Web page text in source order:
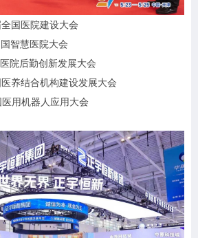
国医院建设大会
智慧医院大会
院后勤创新发展大会
养结合机构建设发展大会
用机器人应用大会